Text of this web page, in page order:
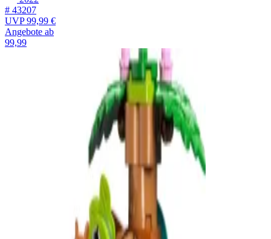
# 43207
UVP99,99 €
Angebote ab
99,99